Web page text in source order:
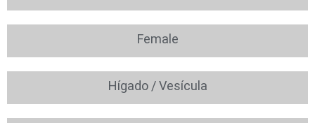
Female
Hígado / Vesícula